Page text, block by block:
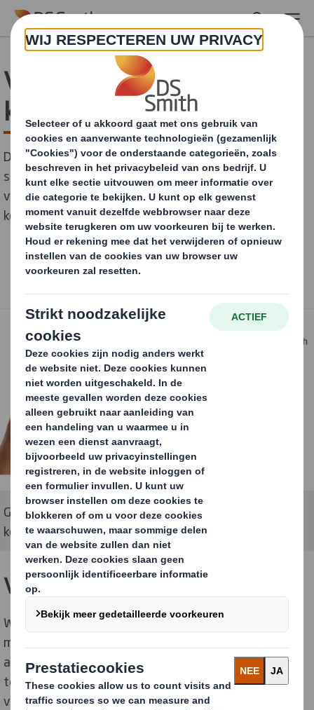
Skip to main content
Verpakkingen die uw
kosten verlagen
Door de functie van uw verpakking te bekijken in elke
stap van uw supply chain, komen we tot nieuwe
verpakkingsontwerpen die aanzienlijke
kostbesparingen kunnen realiseren.
Golfkartonnen verpakkingen kunnen lege ruimte,
kosten en CO2-uitstoot terugdringen
Verminder verpakkingskosten
Wij ontwerpen voortdurend betere verpakkingen, met
minder vezels, minder materiaal en minder behoefte
aan opvulmateriaal, waardoor onze klanten
tegelijkertijd hun kosten en CO2-voetafdruk
verminderen.